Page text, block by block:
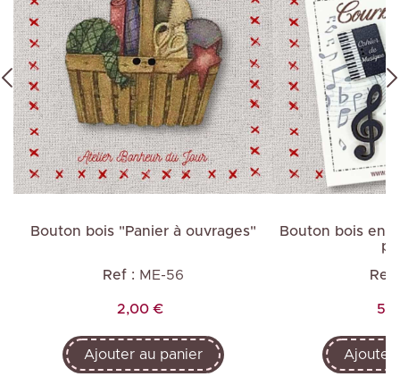
Bouton bois "Panier à ouvrages"
Ref : ME-56
Prix
2,00 €
Ajouter au panier
Bouton bois en
Ref
Ajouter